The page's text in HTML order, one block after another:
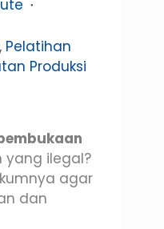
, Pelatihan
Produksi
yang ilegal?
agar
dan